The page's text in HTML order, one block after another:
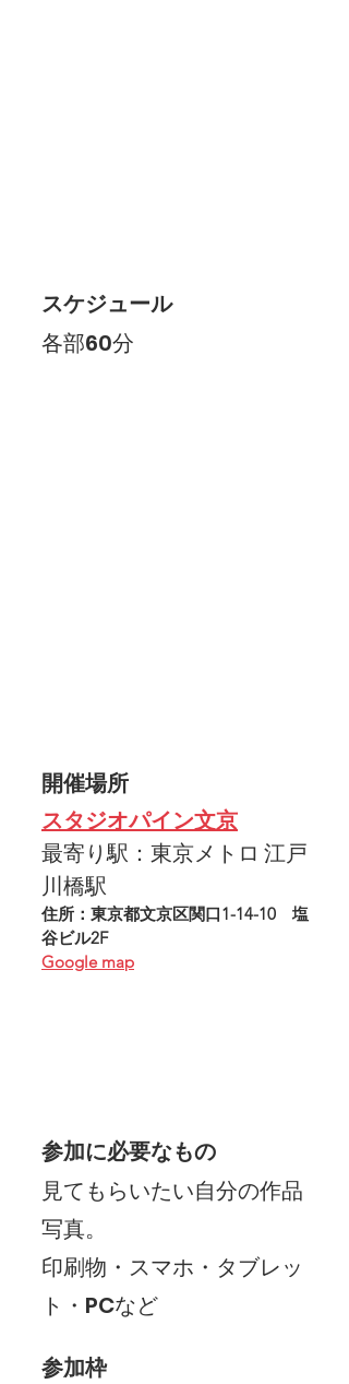
スケジュール
各部60分
開催場所
スタジオパイン文京
最寄り駅：東京メトロ 江戸
川橋駅
住所：東京都文京区関口1-14-10　塩
谷ビル2F
Google map
参加に必要なもの
見てもらいたい自分の作品
写真。
印刷物・スマホ・タブレッ
ト・PCなど
参加枠